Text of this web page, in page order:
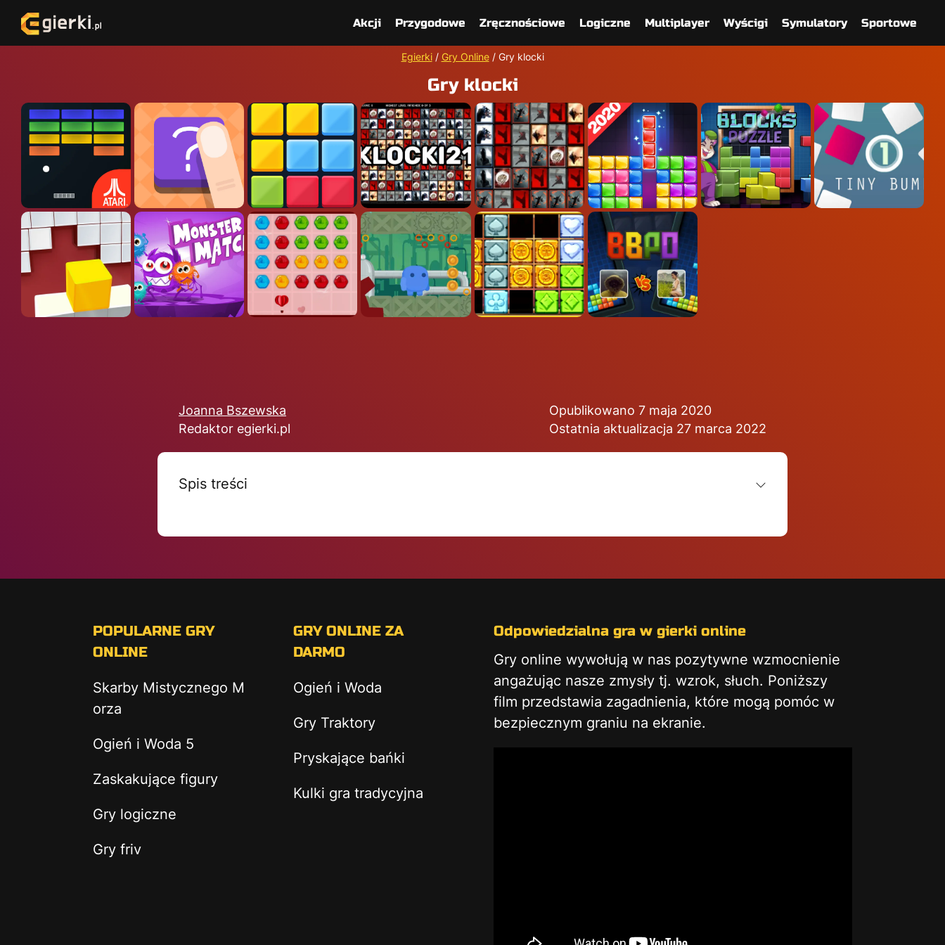
Akcji Przygodowe Zręcznościowe Logiczne Multiplayer Wyścigi Symulatory Sportowe
Egierki/ Gry Online/ Gry klocki
Gry klocki
Joanna Bszewska
Redaktor egierki.pl
Opublikowano 7 maja 2020
Ostatnia aktualizacja 27 marca 2022
Spis treści
POPULARNE GRY
ONLINE
Skarby Mistycznego M
orza
Ogień i Woda 5
Zaskakujące figury
Gry logiczne
Gry friv
GRY ONLINE ZA
DARMO
Ogień i Woda
Gry Traktory
Pryskające bańki
Kulki gra tradycyjna
Odpowiedzialna gra w gierki online
Gry online wywołują w nas pozytywne wzmocnienie
angażując nasze zmysły tj. wzrok, słuch. Poniższy
film przedstawia zagadnienia, które mogą pomóc w
bezpiecznym graniu na ekranie.